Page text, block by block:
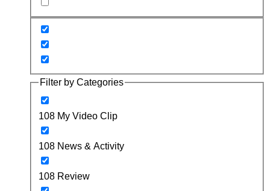
Filter by Categories
108 My Video Clip
108 News & Activity
108 Review